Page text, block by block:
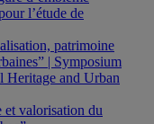
l’étude de
patrimoine
| Symposium
Heritage and Urban
et valorisation du